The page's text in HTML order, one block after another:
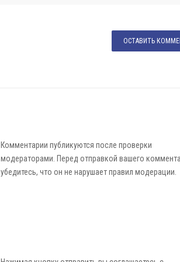
ОСТАВИТЬ
Комментарии публикуются после проверки
модераторами. Перед отправкой вашего
убедитесь, что он не нарушает правил модерации.